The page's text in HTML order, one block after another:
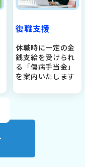
復職支援
休職時に一定の金
銭支給を受けられ
る「傷病手当金」
を案内いたします